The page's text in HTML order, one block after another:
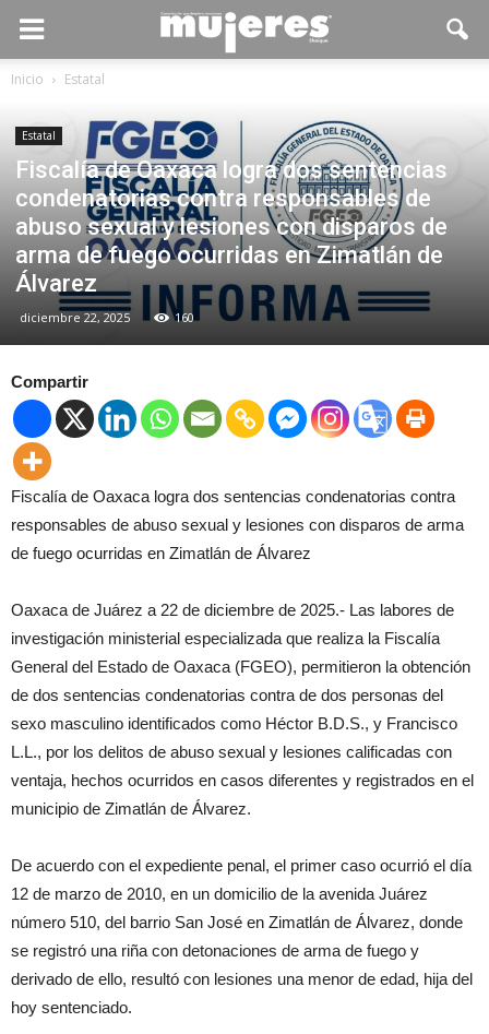
Inicio Estatal
Estatal
Fiscalía de Oaxaca logra dos sentencias
condenatorias contra responsables de
abuso sexual y lesiones con disparos de
arma de fuego ocurridas en Zimatlán de
Álvarez
diciembre 22, 2025 160
Compartir
Fiscalía de Oaxaca logra dos sentencias condenatorias contra
responsables de abuso sexual y lesiones con disparos de arma
de fuego ocurridas en Zimatlán de Álvarez
Oaxaca de Juárez a 22 de diciembre de 2025.- Las labores de
investigación ministerial especializada que realiza la Fiscalía
General del Estado de Oaxaca (FGEO), permitieron la obtención
de dos sentencias condenatorias contra de dos personas del
sexo masculino identificados como Héctor B.D.S., y Francisco
L.L., por los delitos de abuso sexual y lesiones calificadas con
ventaja, hechos ocurridos en casos diferentes y registrados en el
municipio de Zimatlán de Álvarez.
De acuerdo con el expediente penal, el primer caso ocurrió el día
12 de marzo de 2010, en un domicilio de la avenida Juárez
número 510, del barrio San José en Zimatlán de Álvarez, donde
se registró una riña con detonaciones de arma de fuego y
derivado de ello, resultó con lesiones una menor de edad, hija del
hoy sentenciado.